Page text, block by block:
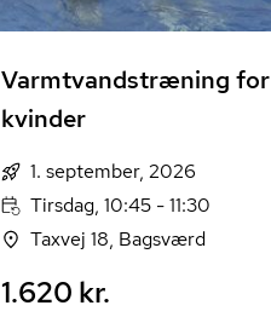
Varmtvandstræning for
kvinder
1. september, 2026
Tirsdag, 10:45 - 11:30
Taxvej 18, Bagsværd
1.620 kr.